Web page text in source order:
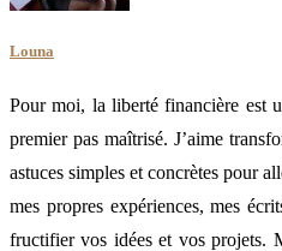
Louna
Pour moi, la liberté financière est
premier pas maîtrisé. J’aime
astuces simples et concrètes pour
mes propres expériences, mes
fructifier vos idées et vos projets.